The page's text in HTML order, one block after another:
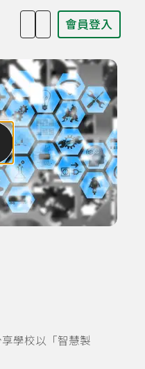
會員登入
學校以「智慧製